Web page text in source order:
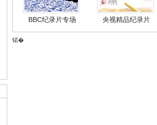
BBC纪录片专场 央视精品纪录片
锘�